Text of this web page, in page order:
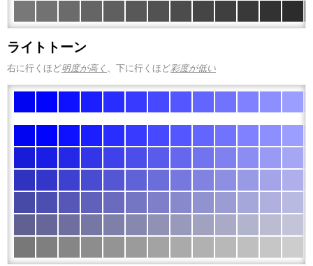
ライトトーン
右に行くほど明度が高く 、下に行くほど彩度が低い